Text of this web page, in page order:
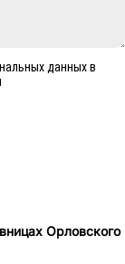
данных в
Орловского